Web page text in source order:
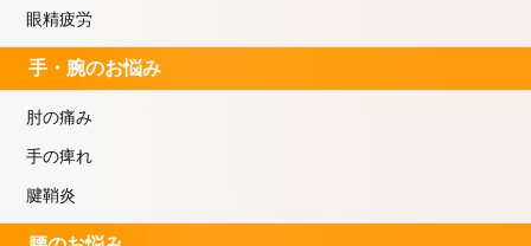
眼精疲労
手・腕のお悩み
肘の痛み
手の痺れ
腱鞘炎